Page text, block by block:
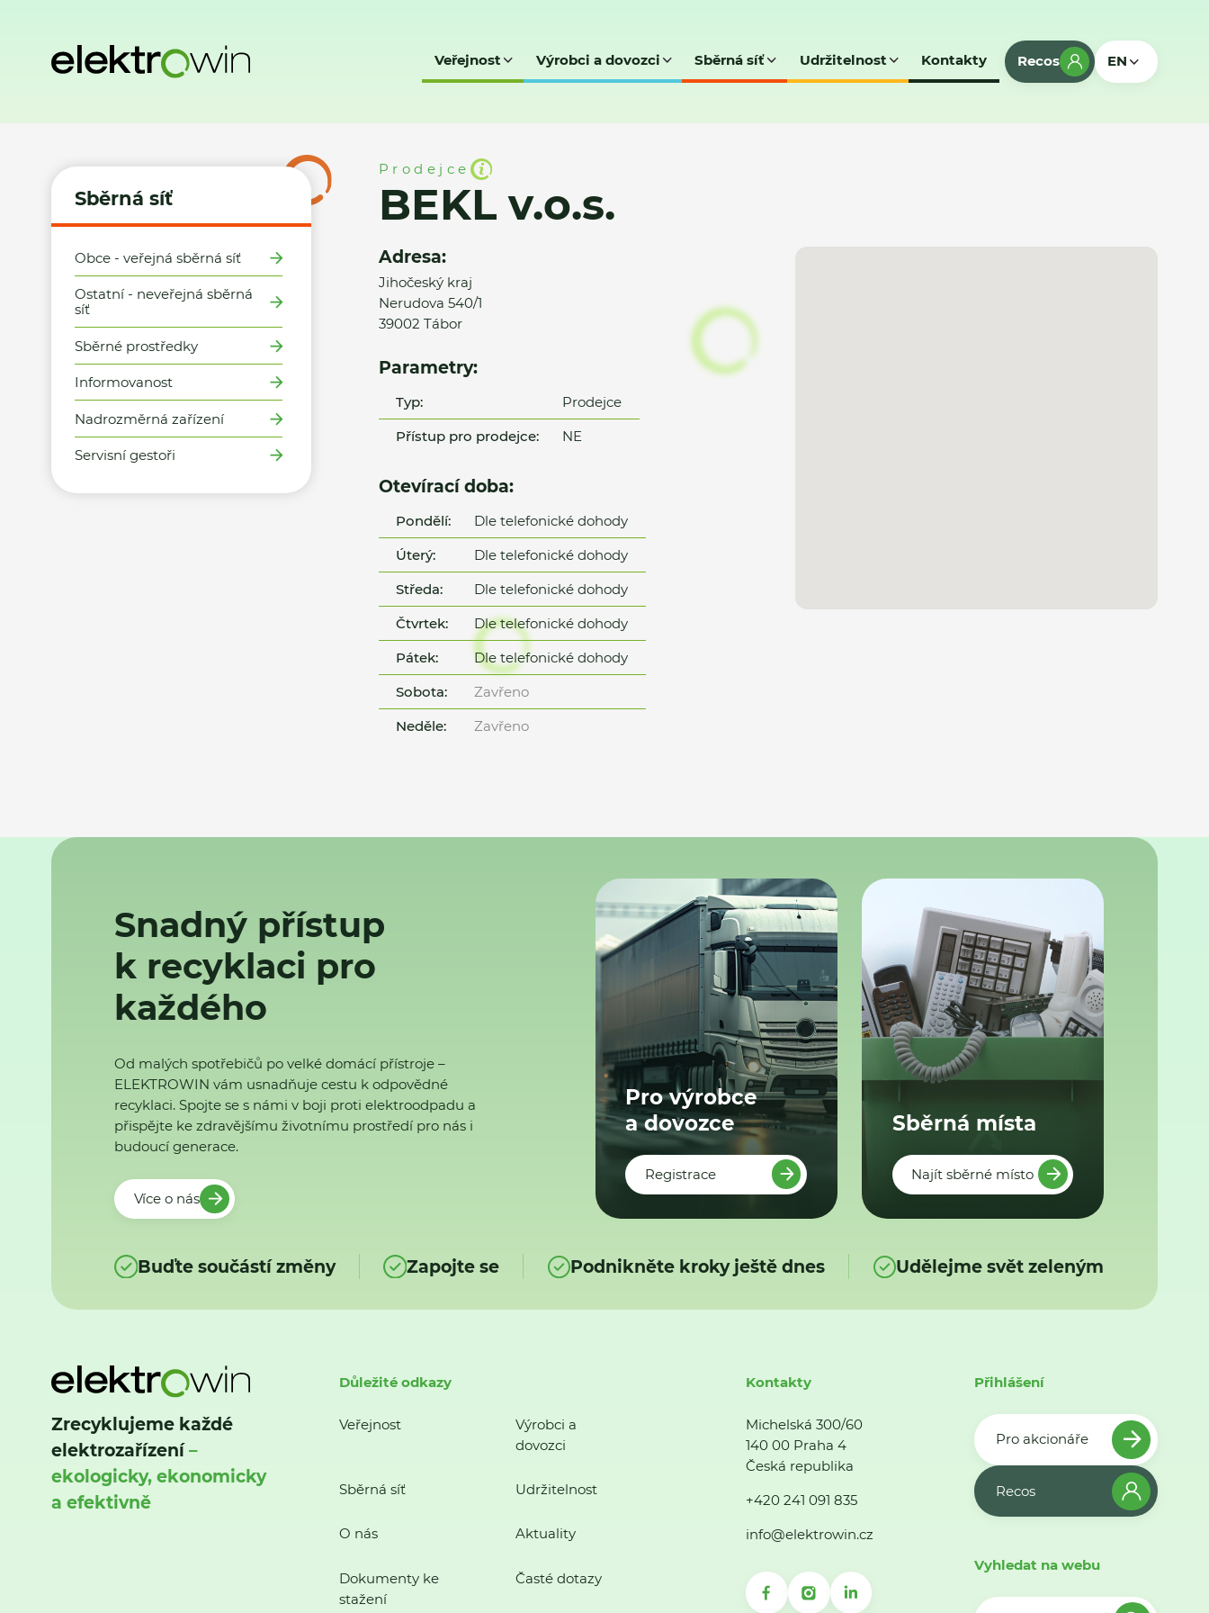
Veřejnost Výrobci a dovozci Sběrná síť Udržitelnost Kontakty Recos EN
Sběrná síť
Obce - veřejná sběrná síť
Ostatní - neveřejná sběrná
síť
Sběrné prostředky
Informovanost
Nadrozměrná zařízení
Servisní gestoři
Prodejce
BEKL v.o.s.
Adresa:
Jihočeský kraj
Nerudova 540/1
39002 Tábor
Parametry:
Typ:
Prodejce
Přístup pro prodejce:
NE
Otevírací doba:
Pondělí:
Dle telefonické dohody
Úterý:
Dle telefonické dohody
Středa:
Dle telefonické dohody
Čtvrtek:
Dle telefonické dohody
Pátek:
Dle telefonické dohody
Sobota:
Zavřeno
Neděle:
Zavřeno
Snadný přístup
k recyklaci pro
každého
Od malých spotřebičů po velké domácí přístroje –
ELEKTROWIN vám usnadňuje cestu k odpovědné
recyklaci. Spojte se s námi v boji proti elektroodpadu a
přispějte ke zdravějšímu životnímu prostředí pro nás i
budoucí generace.
Více o nás
Pro výrobce
a dovozce
Registrace
Sběrná místa
Najít sběrné místo
Buďte součástí změny Zapojte se Podnikněte kroky ještě dnes Udělejme svět zeleným
Zrecyklujeme každé
elektrozařízení–
ekologicky, ekonomicky
a efektivně
Důležité odkazy
Veřejnost
Výrobci a
dovozci
Sběrná síť Udržitelnost
O nás Aktuality
Dokumenty ke
stažení
Časté dotazy
Kontakty
Michelská 300/60
140 00 Praha 4
Česká republika
+420 241 091 835
info@elektrowin.cz
Přihlášení
Pro akcionáře
Recos
Vyhledat na webu